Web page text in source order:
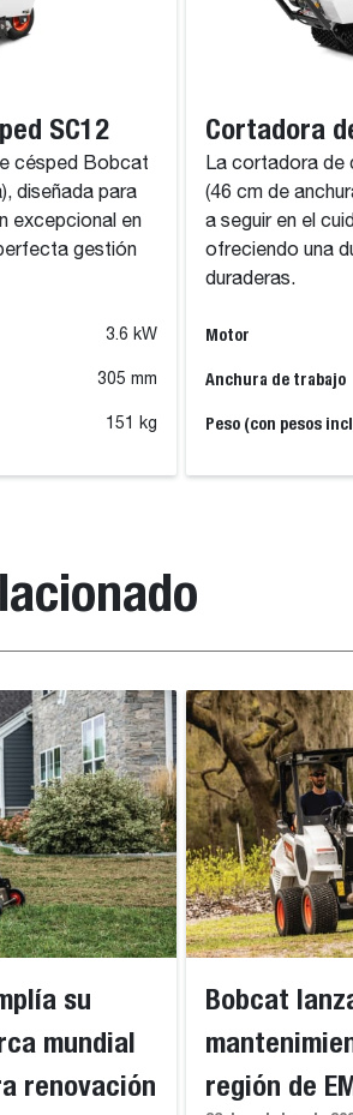
SC12
césped Bobcat
diseñada para
excepcional en
gestión
3.6 kW
305 mm
151 kg
Cortadora
La cortadora de
(46 cm de
a seguir en el
ofreciendo una
duraderas.
Motor
Anchura de trabajo
Peso (con pesos
su
mundial
renovación
Bobcat
región de